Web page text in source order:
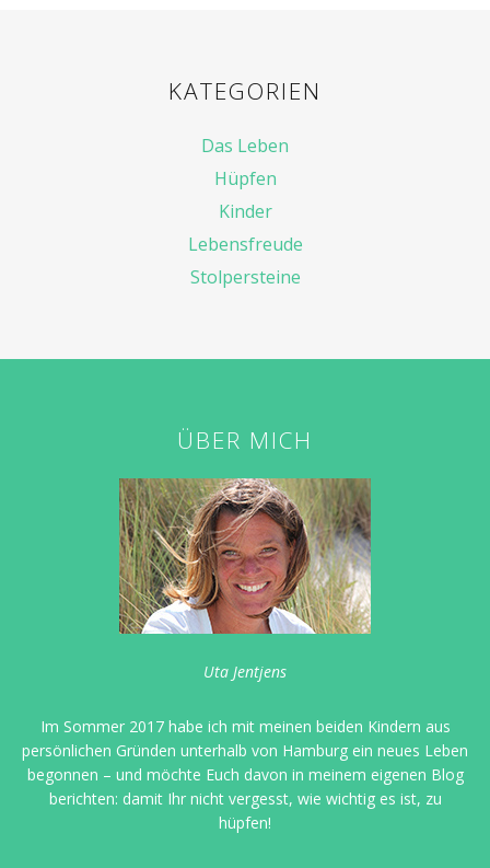
KATEGORIEN
Das Leben
Hüpfen
Kinder
Lebensfreude
Stolpersteine
ÜBER MICH
Uta Jentjens
Im Sommer 2017 habe ich mit meinen beiden Kindern aus
persönlichen Gründen unterhalb von Hamburg ein neues Leben
begonnen – und möchte Euch davon in meinem eigenen Blog
berichten: damit Ihr nicht vergesst, wie wichtig es ist, zu
hüpfen!